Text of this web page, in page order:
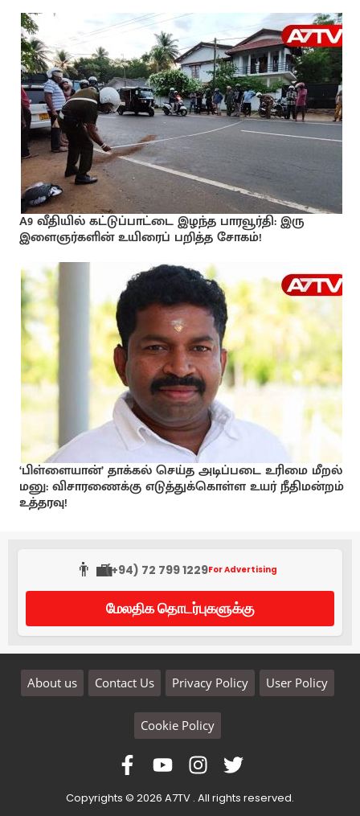
A9 வீதியில் கட்டுப்பாட்டை இழந்த பாரவூர்தி: இரு
இளைஞர்களின் உயிரைப் பறித்த சோகம்!
‘பிள்ளையான்’ தாக்கல் செய்த அடிப்படை உரிமை மீறல்
மனு: விசாரணைக்கு எடுத்துக்கொள்ள உயர் நீதிமன்றம்
உத்தரவு!
👨‍💼(+94) 72 799 1229For Advertising
மேலதிக தொடர்புகளுக்கு
About us Contact Us Privacy Policy User Policy
Cookie Policy
Copyrights © 2026 A7TV . All rights reserved.